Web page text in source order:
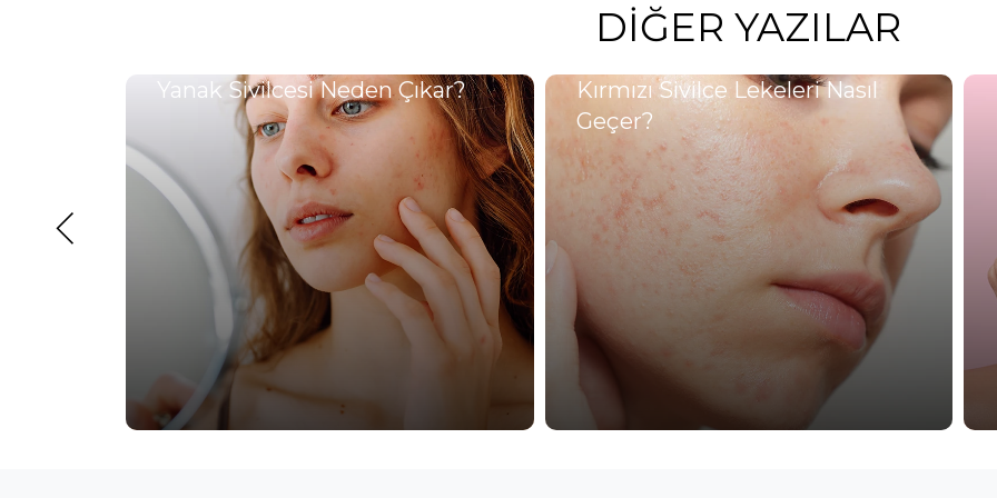
DIĞER YAZILAR
Yanak Sivilcesi Neden Çıkar?
Kırmızı Sivilce Lekeleri Nasıl
Geçer?